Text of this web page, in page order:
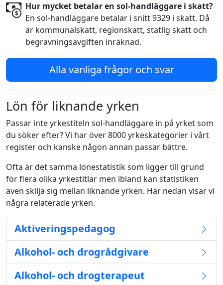
Hur mycket betalar en sol-handläggare i skatt?
En sol-handläggare betalar i snitt 9329 i skatt. Då
är kommunalskatt, regionskatt, statlig skatt och
begravningsavgiften inräknad.
Alla vanliga frågor och svar
Lön för liknande yrken
Passar inte yrkestiteln sol-handläggare in på yrket som
du söker efter? Vi har över 8000 yrkeskategorier i vårt
register och kanske någon annan passar bättre.
Ofta är det samma lönestatistik som ligger till grund
för flera olika yrkestitlar men ibland kan statistiken
även skilja sig mellan liknande yrken. Här nedan visar vi
några relaterade yrken.
Aktiveringspedagog
Alkohol- och drogrådgivare
Alkohol- och drogterapeut